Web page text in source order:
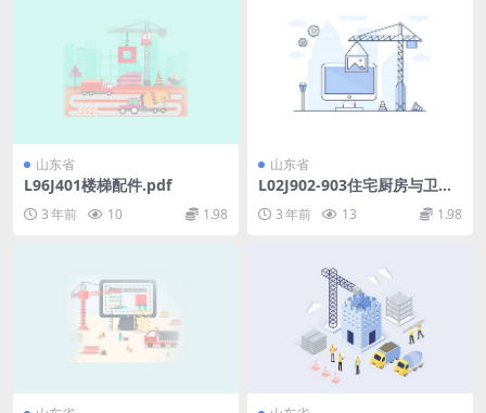
山东省
L96J401楼梯配件.pdf
3 年前 10 1.98
山东省
L02J902-903住宅厨房与卫生
3 年前 13 1.98